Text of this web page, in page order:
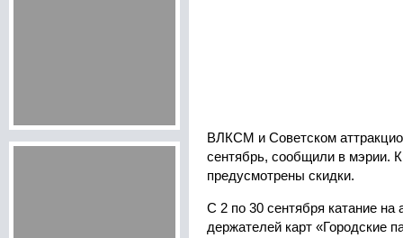
ВЛКСМ и Советском
сентябрь, сообщили в мэрии.
предусмотрены скидки.
С 2 по 30 сентября катание на
держателей карт «Городские